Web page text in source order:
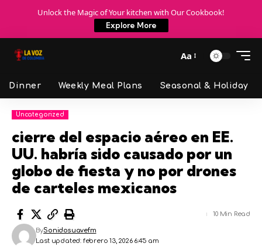
Unlock the Magic of Your kitchen with Our Cookbook!
Explore More
Aa
Dinner Weekly Meal Plans Seasonal & Holiday
Uncategorized
cierre del espacio aéreo en EE.
UU. habría sido causado por un
globo de fiesta y no por drones
de carteles mexicanos
Last updated: febrero 13, 2026 6:45 am
BySonidosuavefm
10 Min Read